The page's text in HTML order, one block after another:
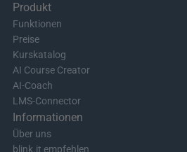
Produkt
Funktionen
Preise
Kurskatalog
AI Course Creator
AI-Coach
LMS-Connector
Informationen
Über uns
blink.it empfehlen